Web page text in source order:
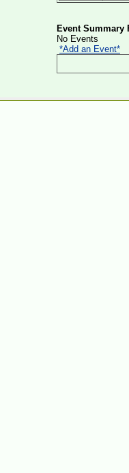
Event Summary
No Events
*Add an Event*